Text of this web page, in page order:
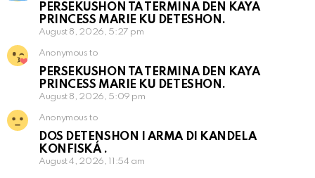
PERSEKUSHON TA TERMINA DEN KAYA
PRINCESS MARIE KU DETESHON.
August 8, 2026, 5:27 pm
Anonymous to
PERSEKUSHON TA TERMINA DEN KAYA
PRINCESS MARIE KU DETESHON.
August 8, 2026, 5:09 pm
Anonymous to
DOS DETENSHON I ARMA DI KANDELA
KONFISKÁ .
August 4, 2026, 11:54 am